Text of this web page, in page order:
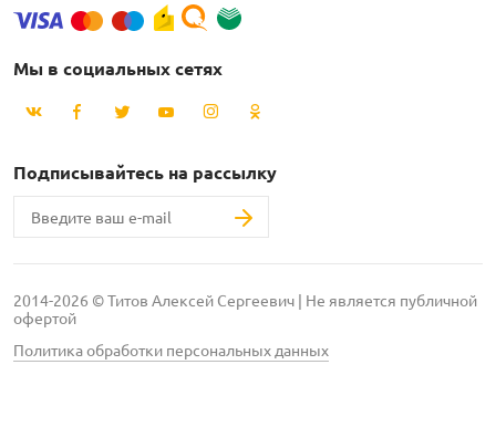
Мы в социальных сетях
Подписывайтесь на рассылку
2014-2026 © Титов Алексей Сергеевич | Не является публичной
офертой
Политика обработки персональных данных